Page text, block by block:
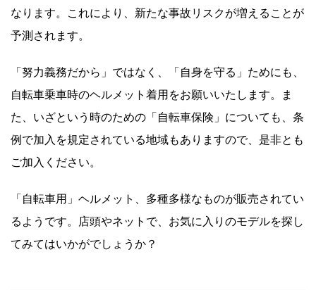
なります。これにより、新たな事故リスクが増えることが
予測されます。
「努力義務だから」ではなく、「自身を守る」ためにも、
自転車乗車時のヘルメット着用をお願いいたします。ま
た、いざという時のための「自転車保険」についても、条
例で加入を規定されている地域もありますので、是非とも
ご加入ください。
「自転車用」ヘルメット、多種多様なものが販売されてい
るようです。店頭やネットで、お気に入りのモデルを探し
てみてはいかがでしょうか？